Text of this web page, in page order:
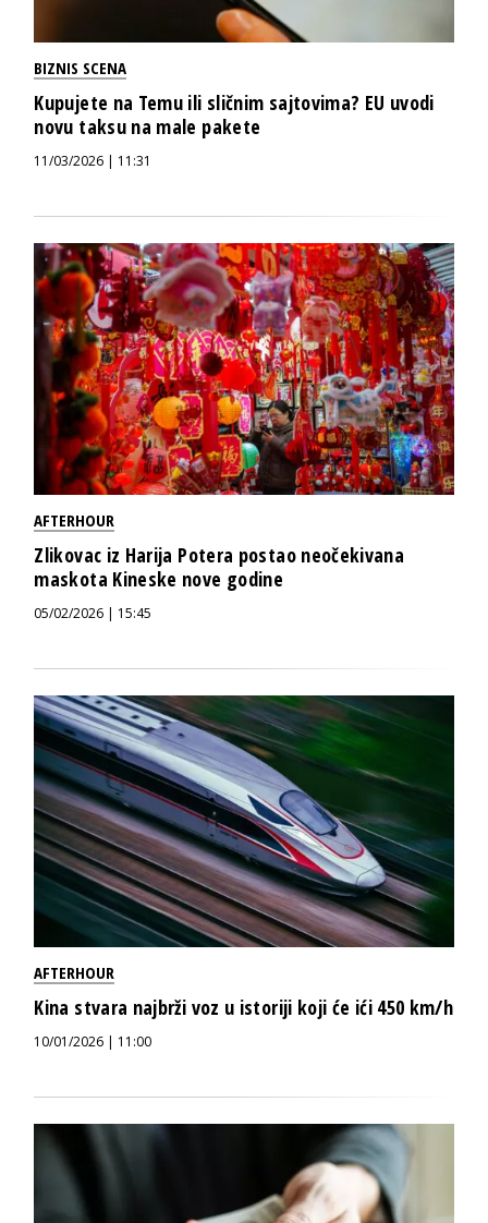
BIZNIS SCENA
Kupujete na Temu ili sličnim sajtovima? EU uvodi
novu taksu na male pakete
11/03/2026 | 11:31
AFTERHOUR
Zlikovac iz Harija Potera postao neočekivana
maskota Kineske nove godine
05/02/2026 | 15:45
AFTERHOUR
Kina stvara najbrži voz u istoriji koji će ići 450 km/h
10/01/2026 | 11:00